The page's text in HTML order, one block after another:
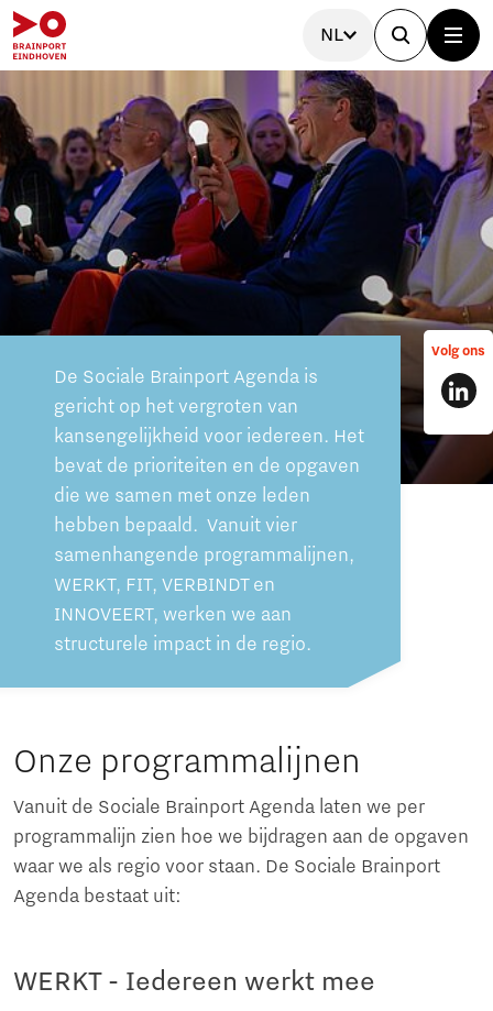
NL
Volg ons
De Sociale Brainport Agenda is
gericht op het vergroten van
kansengelijkheid voor iedereen. Het
bevat de prioriteiten en de opgaven
die we samen met onze leden
hebben bepaald. Vanuit vier
samenhangende programmalijnen,
WERKT, FIT, VERBINDT en
INNOVEERT, werken we aan
structurele impact in de regio.
Onze programmalijnen
Vanuit de Sociale Brainport Agenda laten we per
programmalijn zien hoe we bijdragen aan de opgaven
waar we als regio voor staan. De Sociale Brainport
Agenda bestaat uit:
WERKT - Iedereen werkt mee